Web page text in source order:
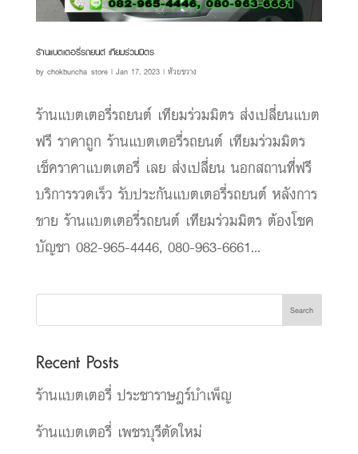
ร้านแบตเตอรี่รถยนต์ เทียมร่วมมิตร
by chokbuncha_store| Jan 17, 2023| ห้วยขวาง
ร้านแบตเตอรี่รถยนต์ เทียมร่วมมิตร ส่งเปลี่ยนแบต
ฟรี ราคาถูก ร้านแบตเตอรี่รถยนต์ เทียมร่วมมิตร
เช็คราคาแบตเตอรี่ เลย ส่งเปลี่ยน นอกสถานที่ฟรี
บริการรวดเร็ว รับประกันแบตเตอรี่รถยนต์ หลังการ
ขาย ร้านแบตเตอรี่รถยนต์ เทียมร่วมมิตร ต้องโชค
บัญชา 082-965-4446, 080-963-6661...
Search
Recent Posts
ร้านแบตเตอรี่ ประชาราษฎร์บำเพ็ญ
ร้านแบตเตอรี่ เพชรบุรีตัดใหม่